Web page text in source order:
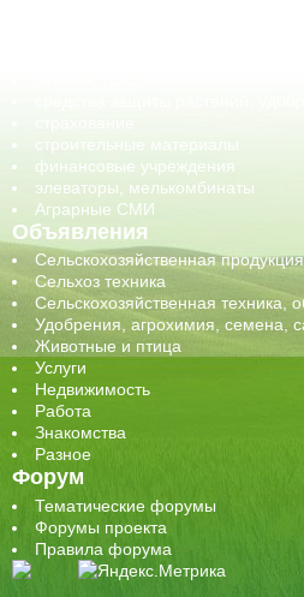
строительные материалы
финансовые учреждения
элеваторы, мелькомбинаты
Аграрные СМИ
Объявления
Сельскохозяйственная
Сельхоз техника
Сельскохозяйственная техника,
Удобрения, агрохимия, семена,
Животные и птица
Услуги
Недвижимость
Работа
Знакомства
Разное
Форум
Тематические форумы
Форумы проекта
Правила форума